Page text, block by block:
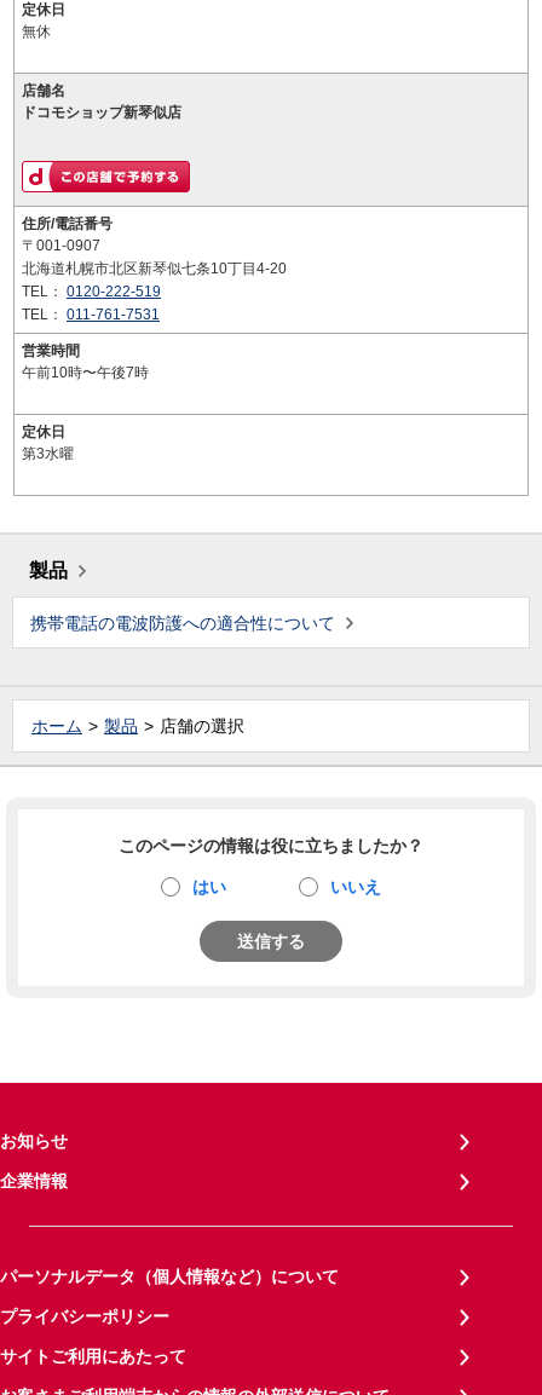
定休日
無休
店舗名
ドコモショップ新琴似店
住所/電話番号
〒001-0907
北海道札幌市北区新琴似七条10丁目4-20
TEL： 0120-222-519
TEL： 011-761-7531
営業時間
午前10時〜午後7時
定休日
第3水曜
製品
携帯電話の電波防護への適合性について
ホーム 製品 店舗の選択
このページの情報は役に立ちましたか？
はい いいえ
送信する
お知らせ
企業情報
パーソナルデータ（個人情報など）について
プライバシーポリシー
サイトご利用にあたって